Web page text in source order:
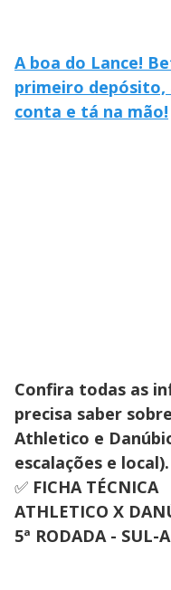
A boa do Lance!
primeiro depósito,
conta e tá na mão!
Confira todas as
precisa saber
Athletico e
escalações e local).
✅ FICHA TÉCNICA
ATHLETICO X
5ª RODADA - SUL-